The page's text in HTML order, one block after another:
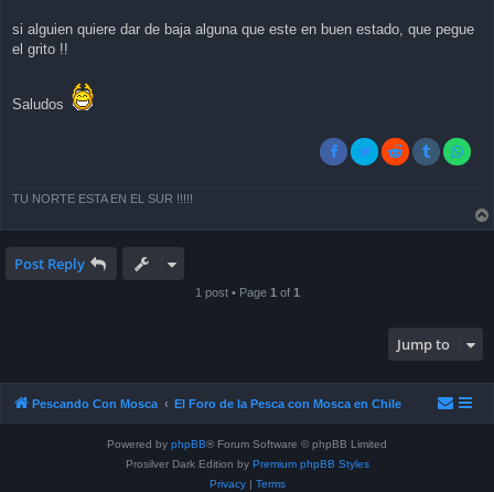
si alguien quiere dar de baja alguna que este en buen estado, que pegue
el grito !!
Saludos
TU NORTE ESTA EN EL SUR !!!!!
Post Reply
1 post • Page 1of 1
Jump to
Pescando Con Mosca El Foro de la Pesca con Mosca en Chile
Powered by phpBB® Forum Software © phpBB Limited
Prosilver Dark Edition by Premium phpBB Styles
Privacy| Terms